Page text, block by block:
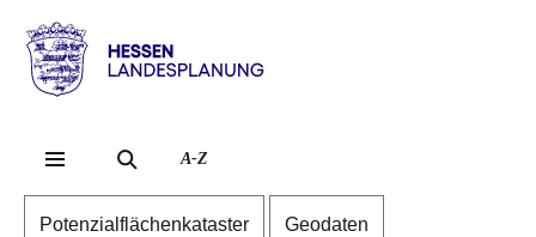
Hessen
LandesplanungA-Z
Potenzialflächenkataster Geodaten